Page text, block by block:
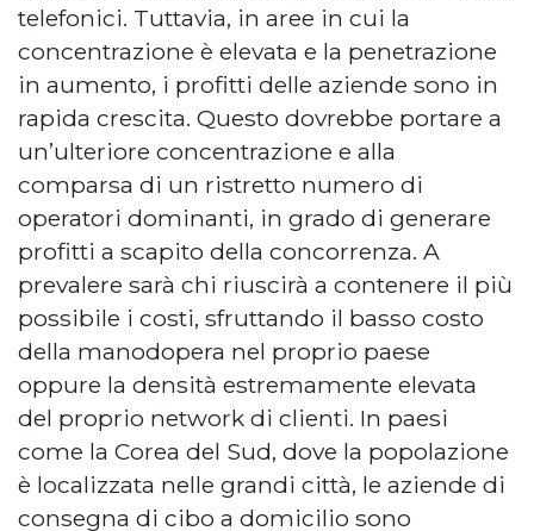
telefonici. Tuttavia, in aree in cui la
concentrazione è elevata e la penetrazione
in aumento, i profitti delle aziende sono in
rapida crescita. Questo dovrebbe portare a
un’ulteriore concentrazione e alla
comparsa di un ristretto numero di
operatori dominanti, in grado di generare
profitti a scapito della concorrenza. A
prevalere sarà chi riuscirà a contenere il più
possibile i costi, sfruttando il basso costo
della manodopera nel proprio paese
oppure la densità estremamente elevata
del proprio network di clienti. In paesi
come la Corea del Sud, dove la popolazione
è localizzata nelle grandi città, le aziende di
consegna di cibo a domicilio sono